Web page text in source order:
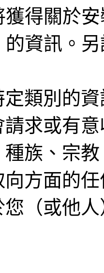
獲得關於
的資訊。
定類別的資
請求或有
種族、宗
向方面的
您（或他